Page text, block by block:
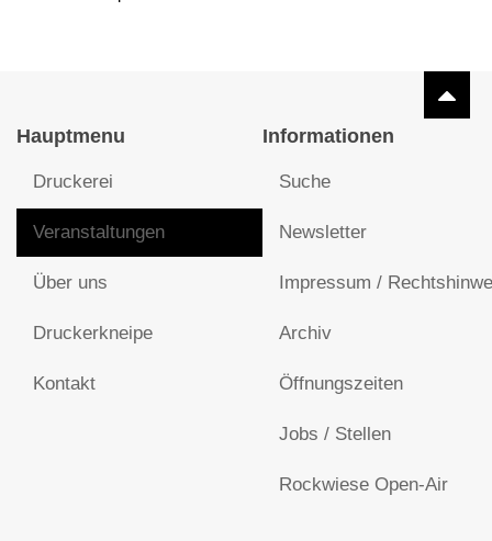
Hauptmenu
Druckerei
Veranstaltungen
Über uns
Druckerkneipe
Kontakt
Informationen
Suche
Newsletter
Impressum /
Archiv
Öffnungszeiten
Jobs / Stellen
Rockwiese Open-Air